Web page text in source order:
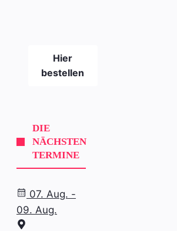
Hier
bestellen
DIE
NÄCHSTEN
TERMINE
07. Aug. -
09. Aug.